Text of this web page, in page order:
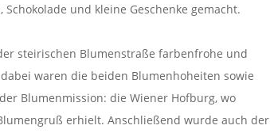
und kleine Geschenke gemacht.
steirischen Blumenstraße farbenfrohe und
waren die beiden Blumenhoheiten sowie
Blumenmission: die Wiener Hofburg, wo
erhielt. Anschließend wurde auch der